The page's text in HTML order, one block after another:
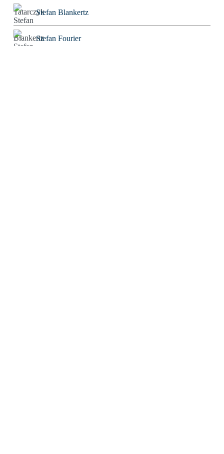
Stefan Blankertz
Stefan Fourier